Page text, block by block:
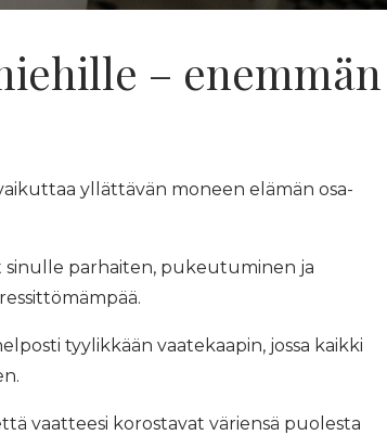
– enemmän
yllättävän moneen elämän osa-
sinulle parhaiten, pukeutuminen ja
tyylikkään vaatekaapin, jossa kaikki
vaatteesi korostavat väriensä puolesta